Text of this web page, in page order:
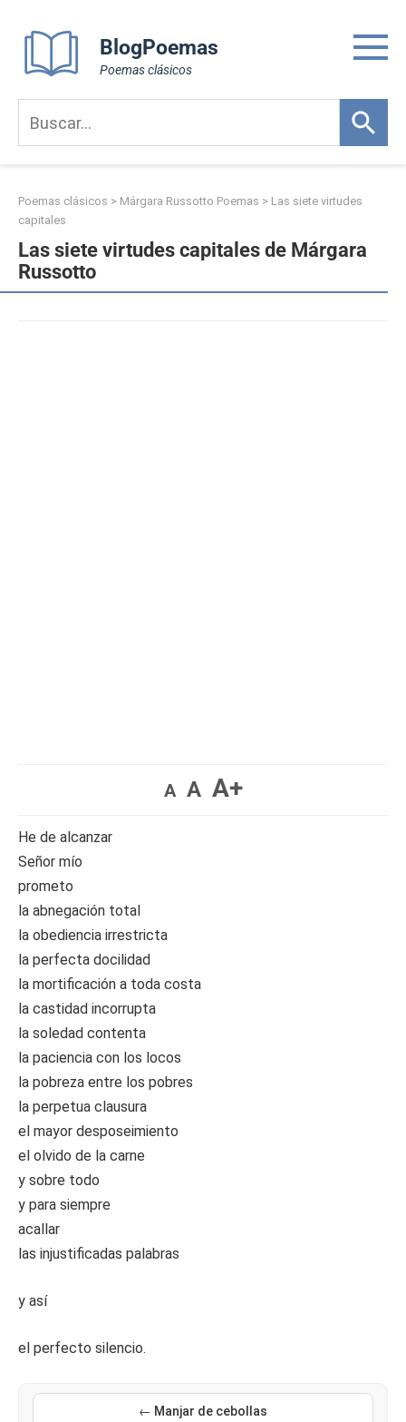
content
BlogPoemas
Poemas clásicos
Poemas clásicos > Márgara Russotto Poemas > Las siete virtudes
capitales
Las siete virtudes capitales de Márgara
Russotto
A A A+
He de alcanzar
Señor mío
prometo
la abnegación total
la obediencia irrestricta
la perfecta docilidad
la mortificación a toda costa
la castidad incorrupta
la soledad contenta
la paciencia con los locos
la pobreza entre los pobres
la perpetua clausura
el mayor desposeimiento
el olvido de la carne
y sobre todo
y para siempre
acallar
las injustificadas palabras
y así
el perfecto silencio.
← Manjar de cebollas